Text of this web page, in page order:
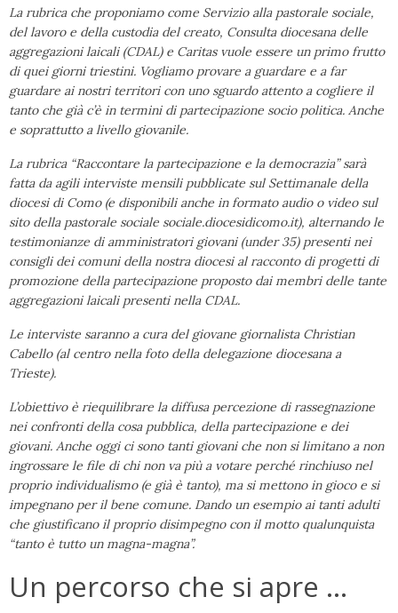
La rubrica che proponiamo come Servizio alla pastorale sociale,
del lavoro e della custodia del creato, Consulta diocesana delle
aggregazioni laicali (CDAL) e Caritas vuole essere un primo frutto
di quei giorni triestini. Vogliamo provare a guardare e a far
guardare ai nostri territori con uno sguardo attento a cogliere il
tanto che già c’è in termini di partecipazione socio politica. Anche
e soprattutto a livello giovanile.
La rubrica “Raccontare la partecipazione e la democrazia” sarà
fatta da agili interviste mensili pubblicate sul Settimanale della
diocesi di Como (e disponibili anche in formato audio o video sul
sito della pastorale sociale sociale.diocesidicomo.it), alternando le
testimonianze di amministratori giovani (under 35) presenti nei
consigli dei comuni della nostra diocesi al racconto di progetti di
promozione della partecipazione proposto dai membri delle tante
aggregazioni laicali presenti nella CDAL.
Le interviste saranno a cura del giovane giornalista Christian
Cabello (al centro nella foto della delegazione diocesana a
Trieste).
L’obiettivo è riequilibrare la diffusa percezione di rassegnazione
nei confronti della cosa pubblica, della partecipazione e dei
giovani. Anche oggi ci sono tanti giovani che non si limitano a non
ingrossare le file di chi non va più a votare perché rinchiuso nel
proprio individualismo (e già è tanto), ma si mettono in gioco e si
impegnano per il bene comune. Dando un esempio ai tanti adulti
che giustificano il proprio disimpegno con il motto qualunquista
“tanto è tutto un magna-magna”.
Un percorso che si apre …